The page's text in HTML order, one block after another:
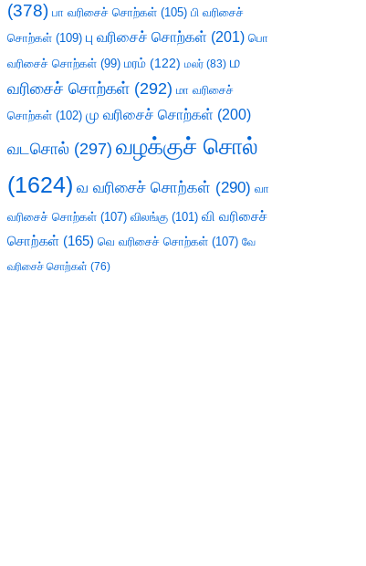
(378) பா வரிசைச் சொற்கள் (105) பி வரிசைச்
சொற்கள் (109) பு வரிசைச் சொற்கள் (201) பொ
வரிசைச் சொற்கள் (99) மரம் (122) மலர் (83) ம
வரிசைச் சொற்கள் (292) மா வரிசைச்
சொற்கள் (102) மு வரிசைச் சொற்கள் (200)
வடசொல் (297) வழக்குச் சொல்
(1624) வ வரிசைச் சொற்கள் (290) வா
வரிசைச் சொற்கள் (107) விலங்கு (101) வி வரிசைச்
சொற்கள் (165) வெ வரிசைச் சொற்கள் (107) வே
வரிசைச் சொற்கள் (76)